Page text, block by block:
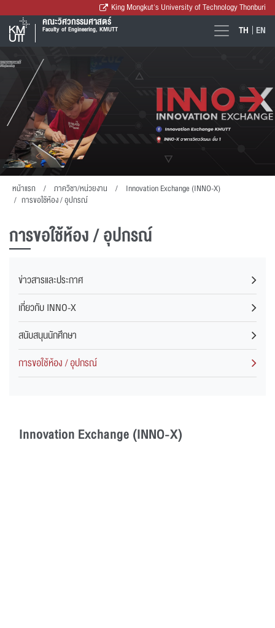
King Mongkut's University of Technology Thonburi
คณะวิศวกรรมศาสตร์
Faculty of Engineering, KMUTT TH EN
หน้าแรก ภาควิชา/หน่วยงาน
Innovation Exchange (INNO-X)
การขอใช้ห้อง / อุปกรณ์
การขอใช้ห้อง / อุปกรณ์
ข่าวสารและประกาศ
เกี่ยวกับ INNO-X
สนับสนุนนักศึกษา
การขอใช้ห้อง / อุปกรณ์
Innovation Exchange (INNO-X)